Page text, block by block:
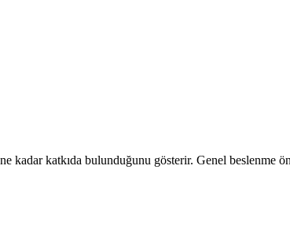
katkıda bulunduğunu gösterir. Genel beslenme